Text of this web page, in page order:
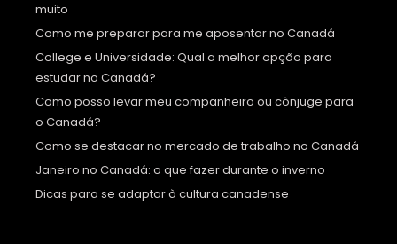
muito
Como me preparar para me aposentar no Canadá
College e Universidade: Qual a melhor opção para
estudar no Canadá?
Como posso levar meu companheiro ou cônjuge para
o Canadá?
Como se destacar no mercado de trabalho no Canadá
Janeiro no Canadá: o que fazer durante o inverno
Dicas para se adaptar à cultura canadense